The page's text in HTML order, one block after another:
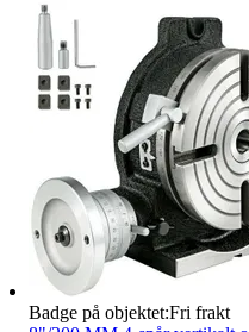
Badge på objektet:Fri frakt